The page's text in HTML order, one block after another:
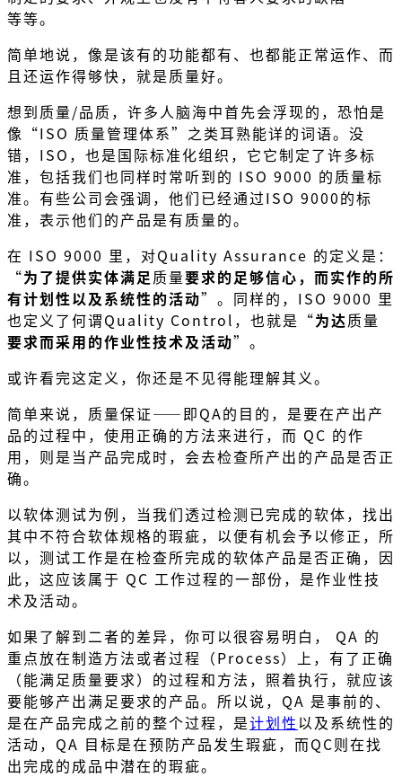
等等。
简单地说，像是该有的功能都有、也都能正常运作、而
且还运作得够快，就是质量好。
想到质量/品质，许多人脑海中首先会浮现的，恐怕是
像“ISO 质量管理体系”之类耳熟能详的词语。没
错，ISO，也是国际标准化组织，它它制定了许多标
准，包括我们也同样时常听到的 ISO 9000 的质量标
准。有些公司会强调，他们已经通过ISO 9000的标
准，表示他们的产品是有质量的。
在 ISO 9000 里，对Quality Assurance 的定义是：
“为了提供实体满足质量要求的足够信心，而实作的所
有计划性以及系统性的活动”。同样的，ISO 9000 里
也定义了何谓Quality Control，也就是“为达质量
要求而采用的作业性技术及活动”。
或许看完这定义，你还是不见得能理解其义。
简单来说，质量保证——即QA的目的，是要在产出产
品的过程中，使用正确的方法来进行，而 QC 的作
用，则是当产品完成时，会去检查所产出的产品是否正
确。
以软体测试为例，当我们透过检测已完成的软体，找出
其中不符合软体规格的瑕疵，以便有机会予以修正，所
以，测试工作是在检查所完成的软体产品是否正确，因
此，这应该属于 QC 工作过程的一部份，是作业性技
术及活动。
如果了解到二者的差异，你可以很容易明白， QA 的
重点放在制造方法或者过程（Process）上，有了正确
（能满足质量要求）的过程和方法，照着执行，就应该
要能够产出满足要求的产品。所以说，QA 是事前的、
是在产品完成之前的整个过程，是计划性以及系统性的
活动，QA 目标是在预防产品发生瑕疵，而QC则在找
出完成的成品中潜在的瑕疵。